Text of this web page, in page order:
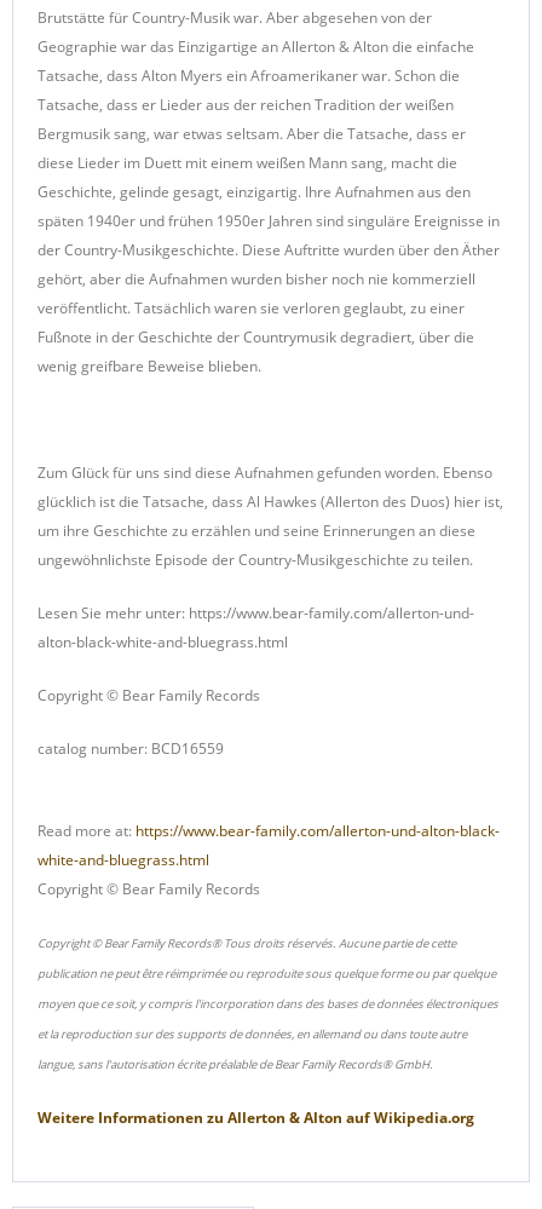
Brutstätte für Country-Musik war. Aber abgesehen von der
Geographie war das Einzigartige an Allerton & Alton die einfache
Tatsache, dass Alton Myers ein Afroamerikaner war. Schon die
Tatsache, dass er Lieder aus der reichen Tradition der weißen
Bergmusik sang, war etwas seltsam. Aber die Tatsache, dass er
diese Lieder im Duett mit einem weißen Mann sang, macht die
Geschichte, gelinde gesagt, einzigartig. Ihre Aufnahmen aus den
späten 1940er und frühen 1950er Jahren sind singuläre Ereignisse in
der Country-Musikgeschichte. Diese Auftritte wurden über den Äther
gehört, aber die Aufnahmen wurden bisher noch nie kommerziell
veröffentlicht. Tatsächlich waren sie verloren geglaubt, zu einer
Fußnote in der Geschichte der Countrymusik degradiert, über die
wenig greifbare Beweise blieben.
Zum Glück für uns sind diese Aufnahmen gefunden worden. Ebenso
glücklich ist die Tatsache, dass Al Hawkes (Allerton des Duos) hier ist,
um ihre Geschichte zu erzählen und seine Erinnerungen an diese
ungewöhnlichste Episode der Country-Musikgeschichte zu teilen.
Lesen Sie mehr unter: https://www.bear-family.com/allerton-und-
alton-black-white-and-bluegrass.html
Copyright © Bear Family Records
catalog number: BCD16559
Read more at: https://www.bear-family.com/allerton-und-alton-black-
white-and-bluegrass.html
Copyright © Bear Family Records
Copyright © Bear Family Records® Tous droits réservés. Aucune partie de cette
publication ne peut être réimprimée ou reproduite sous quelque forme ou par quelque
moyen que ce soit, y compris l'incorporation dans des bases de données électroniques
et la reproduction sur des supports de données, en allemand ou dans toute autre
langue, sans l'autorisation écrite préalable de Bear Family Records® GmbH.
Weitere Informationen zu Allerton & Alton aufWikipedia.org